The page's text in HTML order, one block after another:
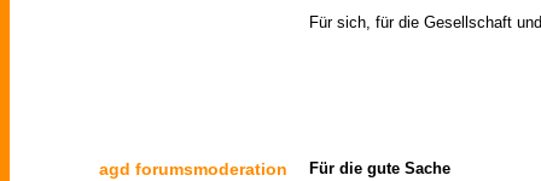
Für sich, für die Gesellschaft
agd forumsmoderation Für die gute Sache